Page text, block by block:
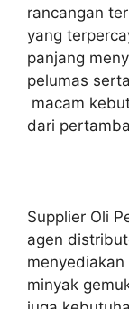
rancangan
yang
panjang
pelumas
macam
dari
Supplier Oli
agen
minyak